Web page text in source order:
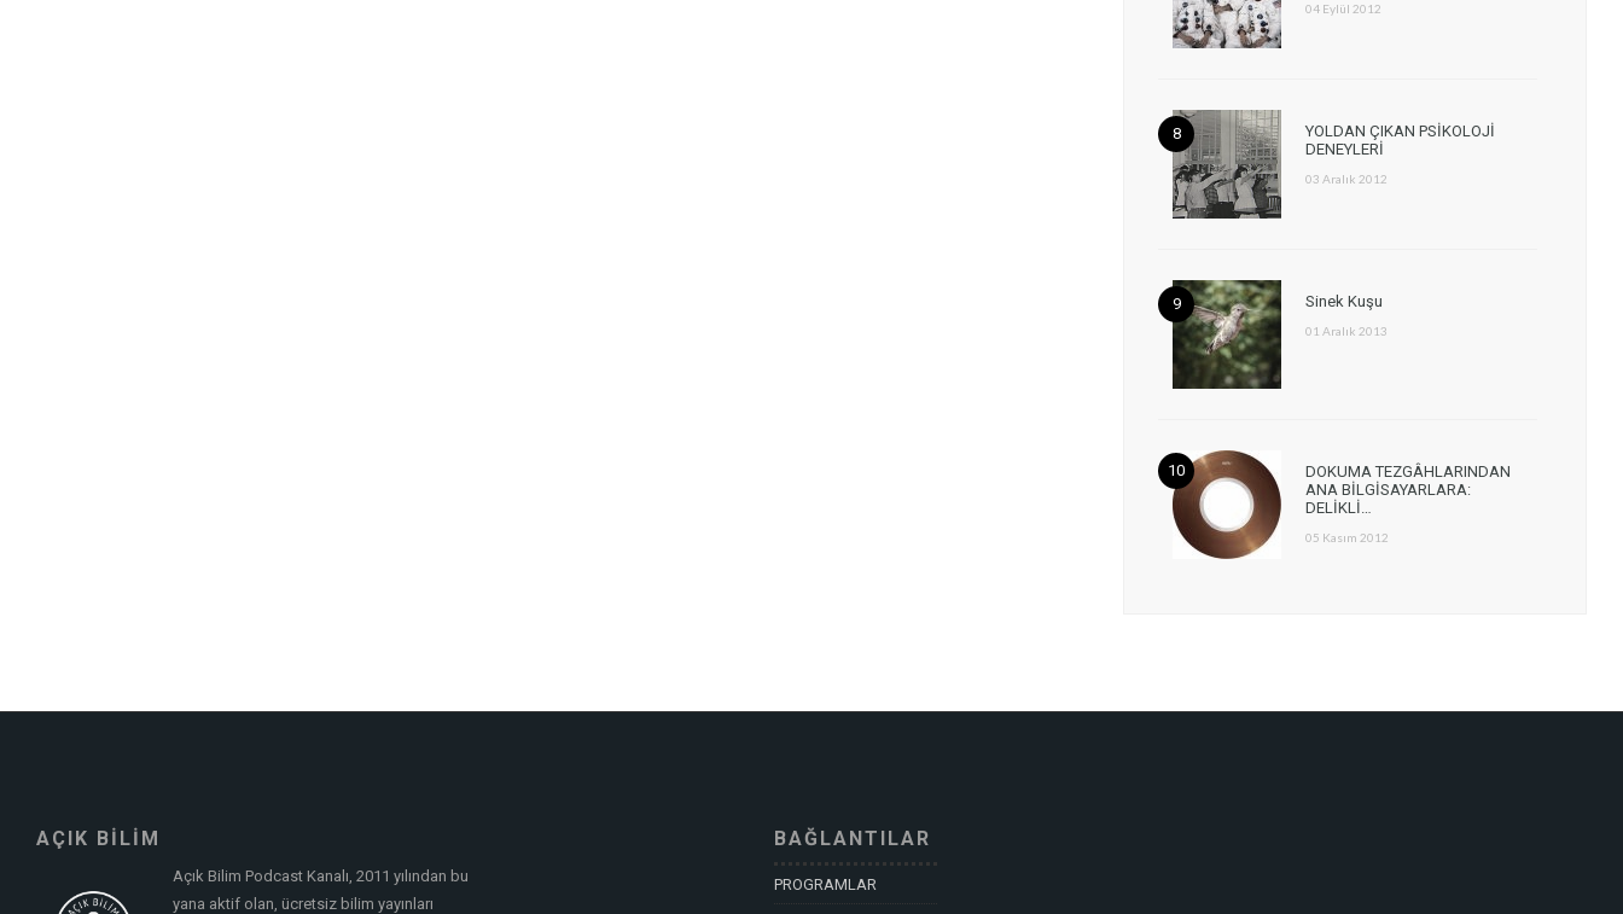
04 Eylül 2012
YOLDAN ÇIKAN PSİKOLOJİ
DENEYLERİ
03 Aralık 2012
Sinek Kuşu
01 Aralık 2013
DOKUMA TEZGÂHLARINDAN
ANA BİLGİSAYARLARA:
DELİKLİ…
05 Kasım 2012
AÇIK BİLİM
Açık Bilim Podcast Kanalı, 2011 yılından bu
yana aktif olan, ücretsiz bilim yayınları
BAĞLANTILAR
PROGRAMLAR